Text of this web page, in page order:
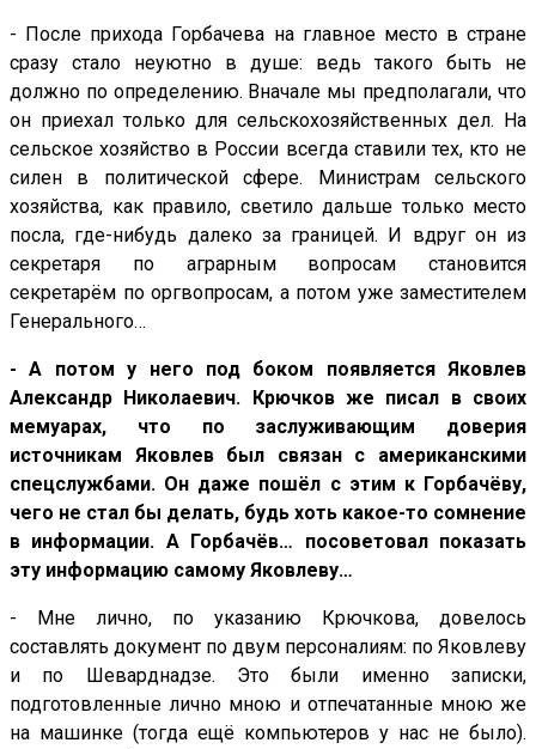
- После прихода Горбачева на главное место в стране
сразу стало неуютно в душе: ведь такого быть не
должно по определению. Вначале мы предполагали, что
он приехал только для сельскохозяйственных дел. На
сельское хозяйство в России всегда ставили тех, кто не
силен в политической сфере. Министрам сельского
хозяйства, как правило, светило дальше только место
посла, где-нибудь далеко за границей. И вдруг он из
секретаря по аграрным вопросам становится
секретарём по оргвопросам, а потом уже заместителем
Генерального…
- А потом у него под боком появляется Яковлев
Александр Николаевич. Крючков же писал в своих
мемуарах, что по заслуживающим доверия
источникам Яковлев был связан с американскими
спецслужбами. Он даже пошёл с этим к Горбачёву,
чего не стал бы делать, будь хоть какое-то сомнение
в информации. А Горбачёв… посоветовал показать
эту информацию самому Яковлеву…
- Мне лично, по указанию Крючкова, довелось
составлять документ по двум персоналиям: по Яковлеву
и по Шеварднадзе. Это были именно записки,
подготовленные лично мною и отпечатанные мною же
на машинке (тогда ещё компьютеров у нас не было).